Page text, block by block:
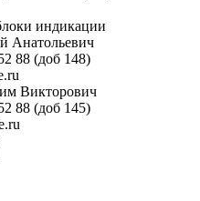
индикации
Анатольевич
88 (доб 148)
Викторович
88 (доб 145)